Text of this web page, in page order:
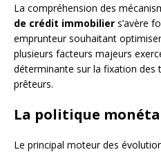
La compréhension des
de crédit immobilier s’avère
emprunteur souhaitant
plusieurs facteurs majeurs
déterminante sur la fixation des
prêteurs.
La politique
Le principal moteur des